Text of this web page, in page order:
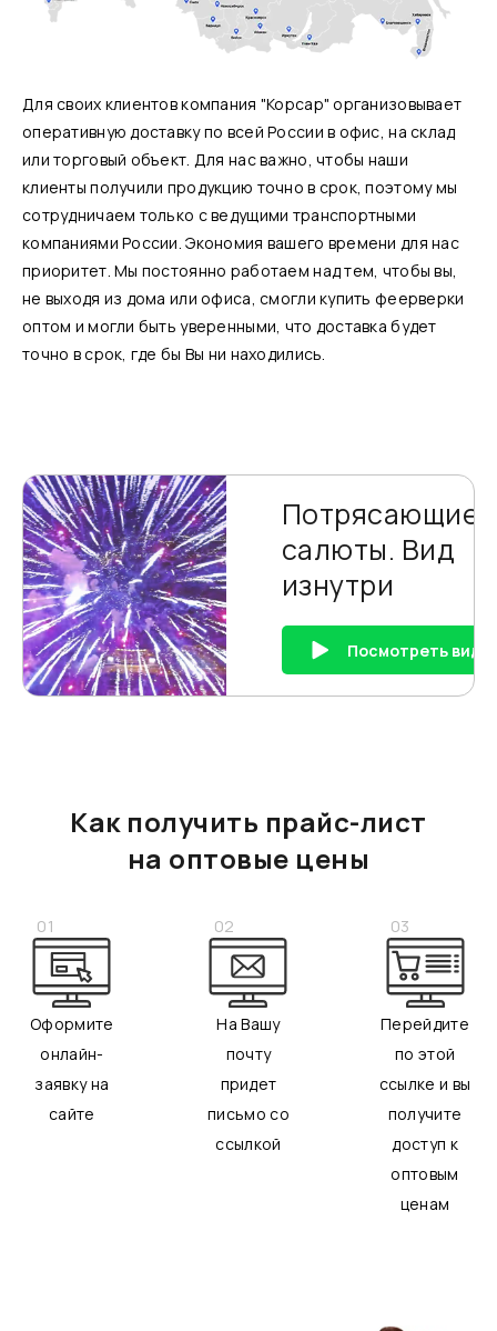
Для своих клиентов компания "Корсар" организовывает
оперативную доставку по всей России в офис, на склад
или торговый объект. Для нас важно, чтобы наши
клиенты получили продукцию точно в срок, поэтому мы
сотрудничаем только с ведущими транспортными
компаниями России. Экономия вашего времени для нас
приоритет. Мы постоянно работаем над тем, чтобы вы,
не выходя из дома или офиса, смогли купить феерверки
оптом и могли быть уверенными, что доставка будет
точно в срок, где бы Вы ни находились.
Потрясающие
салюты. Вид
изнутри
Посмотреть
Как получить прайс-лист
на оптовые цены
01
Оформите
онлайн-
заявку на
сайте
02
На Вашу
почту
придет
письмо со
ссылкой
03
Перейдите
по этой
ссылке и вы
получите
доступ к
оптовым
ценам